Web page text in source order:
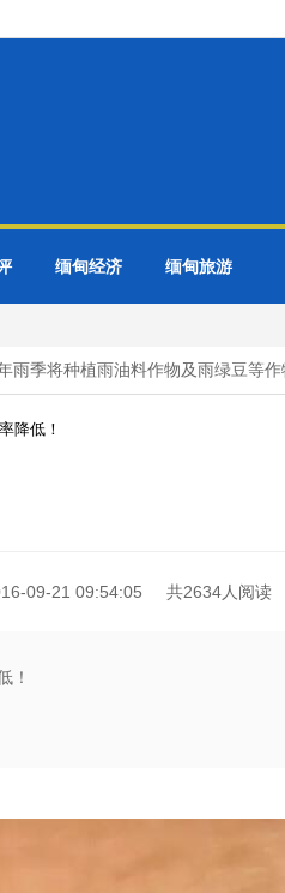
缅甸经济 缅甸旅游
季将种植雨油料作物及雨绿豆等作物
降低！
09-21 09:54:05 共2634人阅读
！